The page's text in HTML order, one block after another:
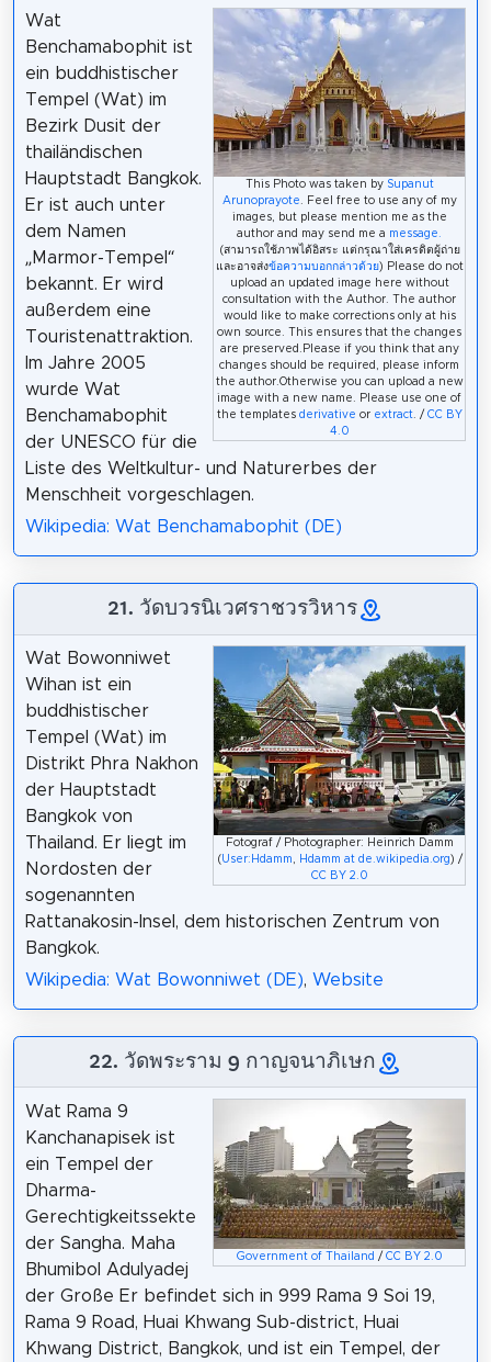
This Photo was taken by Supanut
Arunoprayote . Feel free to use any of my
images, but please mention me as the
author and may send me a message.
(สามารถใช้ภาพได้อิสระ แต่กรุณาใส่เครดิตผู้ถ่าย
และอาจส่งข้อความบอกกล่าวด้วย) Please do not
upload an updated image here without
consultation with the Author. The author
would like to make corrections only at his
own source. This ensures that the changes
are preserved.Please if you think that any
changes should be required, please inform
the author.Otherwise you can upload a new
image with a new name. Please use one of
the templates derivative or extract. / CC BY
4.0
Wat
Benchamabophit ist
ein buddhistischer
Tempel (Wat) im
Bezirk Dusit der
thailändischen
Hauptstadt Bangkok.
Er ist auch unter
dem Namen
„Marmor-Tempel“
bekannt. Er wird
außerdem eine
Touristenattraktion.
Im Jahre 2005
wurde Wat
Benchamabophit
der UNESCO für die
Liste des Weltkultur- und Naturerbes der
Menschheit vorgeschlagen.
Wikipedia: Wat Benchamabophit (DE)
21. วัดบวรนิเวศราชวรวิหาร
Fotograf / Photographer: Heinrich Damm
( User:Hdamm , Hdamm at de.wikipedia.org ) /
CC BY 2.0
Wat Bowonniwet
Wihan ist ein
buddhistischer
Tempel (Wat) im
Distrikt Phra Nakhon
der Hauptstadt
Bangkok von
Thailand. Er liegt im
Nordosten der
sogenannten
Rattanakosin-Insel, dem historischen Zentrum von
Bangkok.
Wikipedia: Wat Bowonniwet (DE), Website
22. วัดพระราม 9 กาญจนาภิเษก
Government of Thailand / CC BY 2.0
Wat Rama 9
Kanchanapisek ist
ein Tempel der
Dharma-
Gerechtigkeitssekte
der Sangha. Maha
Bhumibol Adulyadej
der Große Er befindet sich in 999 Rama 9 Soi 19,
Rama 9 Road, Huai Khwang Sub-district, Huai
Khwang District, Bangkok, und ist ein Tempel, der